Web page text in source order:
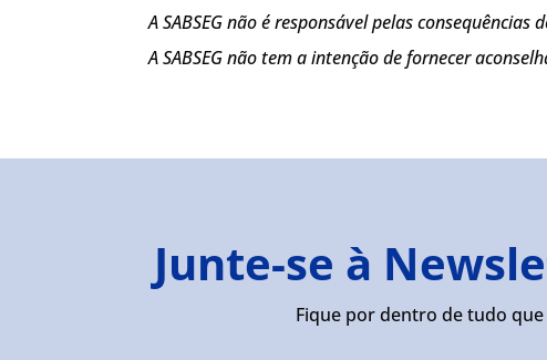
A SABSEG não é responsável pelas
A SABSEG não tem a intenção de fornecer
Junte-se à
Fique por dentro de tudo